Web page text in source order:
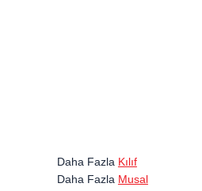
Daha Fazla Kılıf
Daha Fazla Musal